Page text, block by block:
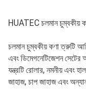
HUATEC চলমান
চলমান চুম্বকীয় কণা ত্রুটি
এবং ডিমেগনেটিজেশন
যন্ত্রটি রোলার, নমনীয় এবং
জাহাজ, চাপ জাহাজ এবং